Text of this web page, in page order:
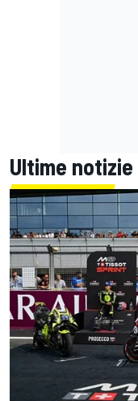
Ultime notizie